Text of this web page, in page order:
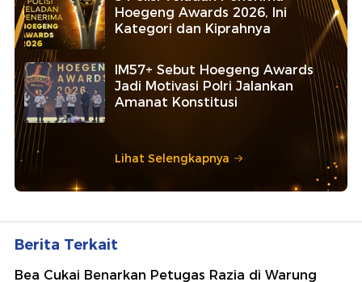
Hoegeng Awards 2026, Ini
Kategori dan Kiprahnya
IM57+ Sebut Hoegeng Awards
Jadi Motivasi Polri Jalankan
Amanat Konstitusi
Lihat Selengkapnya
Berita Terkait
Bea Cukai Benarkan Petugas Razia di Warung